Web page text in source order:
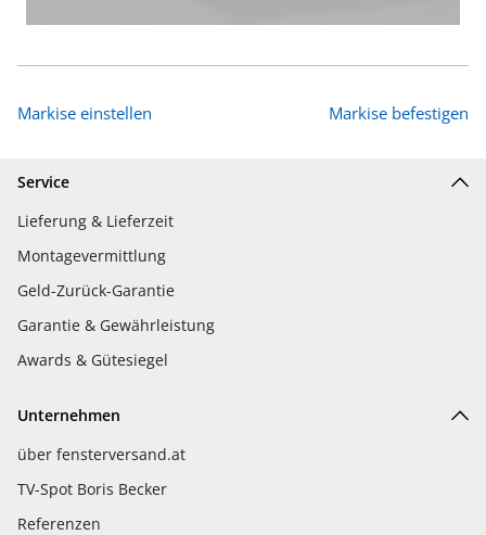
Markise einstellen Markise befestigen
Service
Lieferung & Lieferzeit
Montagevermittlung
Geld-Zurück-Garantie
Garantie & Gewährleistung
Awards & Gütesiegel
Unternehmen
über fensterversand.at
TV-Spot Boris Becker
Referenzen